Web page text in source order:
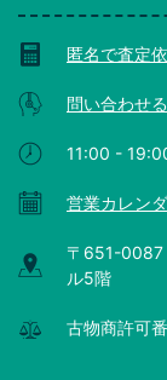
匿名で査定
問い合わせる
11:00 -
営業カレン
〒651-0087
ル5階
古物商許可